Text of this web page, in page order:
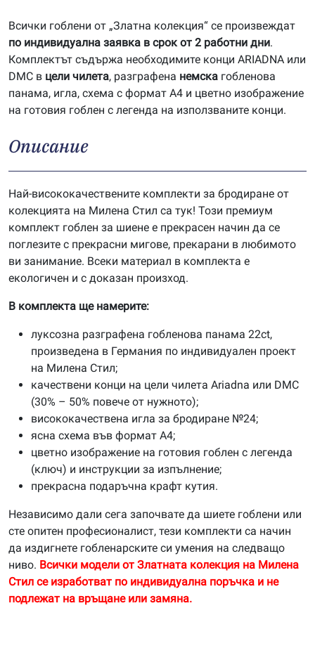
Всички гоблени от „Златна колекция“ се произвеждат
по индивидуална заявка в срок от 2 работни дни.
Комплектът съдържа необходимите конци ARIADNA или
DMC в цели чилета, разграфена немска гобленова
панама, игла, схема с формат А4 и цветно изображение
на готовия гоблен с легенда на използваните конци.
Описание
Най-висококачествените комплекти за бродиране от
колекцията на Милена Стил са тук! Този премиум
комплект гоблен за шиене е прекрасен начин да се
поглезите с прекрасни мигове, прекарани в любимото
ви занимание. Всеки материал в комплекта е
екологичен и с доказан произход.
В комплекта ще намерите:
луксозна разграфена гобленова панама 22ct,
произведена в Германия по индивидуален проект
на Милена Стил;
качествени конци на цели чилета Ariadna или DMC
(30% – 50% повече от нужното);
висококачествена игла за бродиране №24;
ясна схема във формат А4;
цветно изображение на готовия гоблен с легенда
(ключ) и инструкции за изпълнение;
прекрасна подаръчна крафт кутия.
Независимо дали сега започвате да шиете гоблени или
сте опитен професионалист, тези комплекти са начин
да издигнете гобленарските си умения на следващо
ниво. Всички модели от Златната колекция на Милена
Стил се изработват по индивидуална поръчка и не
подлежат на връщане или замяна.